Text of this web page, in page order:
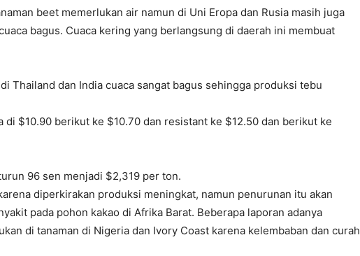
beet memerlukan air namun di Uni Eropa dan Rusia masih juga
bagus. Cuaca kering yang berlangsung di daerah ini membuat
Thailand dan India cuaca sangat bagus sehingga produksi tebu
di $10.90 berikut ke $10.70 dan resistant ke $12.50 dan berikut ke
96 sen menjadi $2,319 per ton.
diperkirakan produksi meningkat, namun penurunan itu akan
pada pohon kakao di Afrika Barat. Beberapa laporan adanya
di tanaman di Nigeria dan Ivory Coast karena kelembaban dan curah